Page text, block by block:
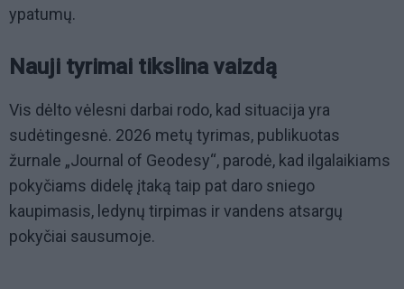
ypatumų.
Nauji tyrimai tikslina vaizdą
Vis dėlto vėlesni darbai rodo, kad situacija yra
sudėtingesnė. 2026 metų tyrimas, publikuotas
žurnale „Journal of Geodesy“, parodė, kad ilgalaikiams
pokyčiams didelę įtaką taip pat daro sniego
kaupimasis, ledynų tirpimas ir vandens atsargų
pokyčiai sausumoje.